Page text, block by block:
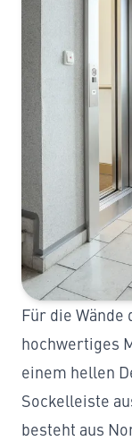
Für die Wände
hochwertiges
einem hellen
Sockelleiste
besteht aus